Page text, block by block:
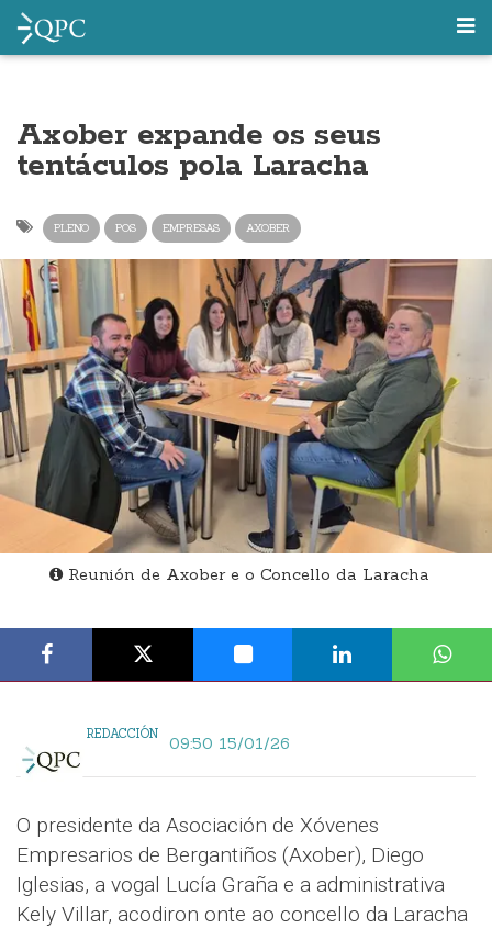
Axober expande os seus
tentáculos pola Laracha
PLENO POS EMPRESAS AXOBER
Reunión de Axober e o Concello da Laracha
REDACCIÓN 09:50 15/01/26
O presidente da Asociación de Xóvenes
Empresarios de Bergantiños (Axober), Diego
Iglesias, a vogal Lucía Graña e a administrativa
Kely Villar, acodiron onte ao concello da Laracha